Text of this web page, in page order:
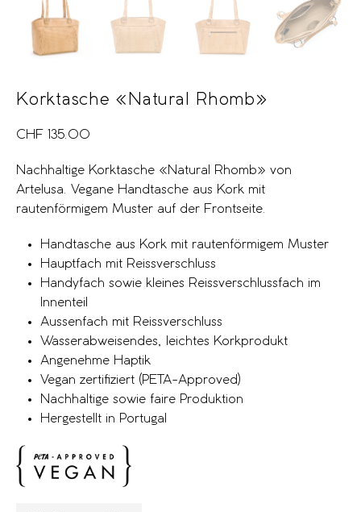
Korktasche «Natural Rhomb»
CHF 135.00
Nachhaltige Korktasche «Natural Rhomb» von
Artelusa. Vegane Handtasche aus Kork mit
rautenförmigem Muster auf der Frontseite.
Handtasche aus Kork mit rautenförmigem Muster
Hauptfach mit Reissverschluss
Handyfach sowie kleines Reissverschlussfach im
Innenteil
Aussenfach mit Reissverschluss
Wasserabweisendes, leichtes Korkprodukt
Angenehme Haptik
Vegan zertifiziert (PETA-Approved)
Nachhaltige sowie faire Produktion
Hergestellt in Portugal